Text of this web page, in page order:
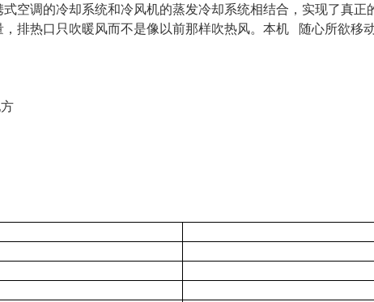
空调的冷却系统和冷风机的蒸发冷却系统相结合，实现了真
排热口只吹暖风而不是像以前那样吹热风。本机 随心所欲移动